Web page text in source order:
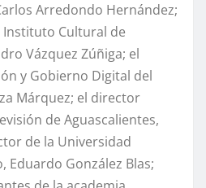
Arredondo Hernández;
Cultural de
Vázquez Zúñiga; el
y Gobierno Digital del
Márquez; el director
de Aguascalientes,
de la Universidad
Eduardo González Blas;